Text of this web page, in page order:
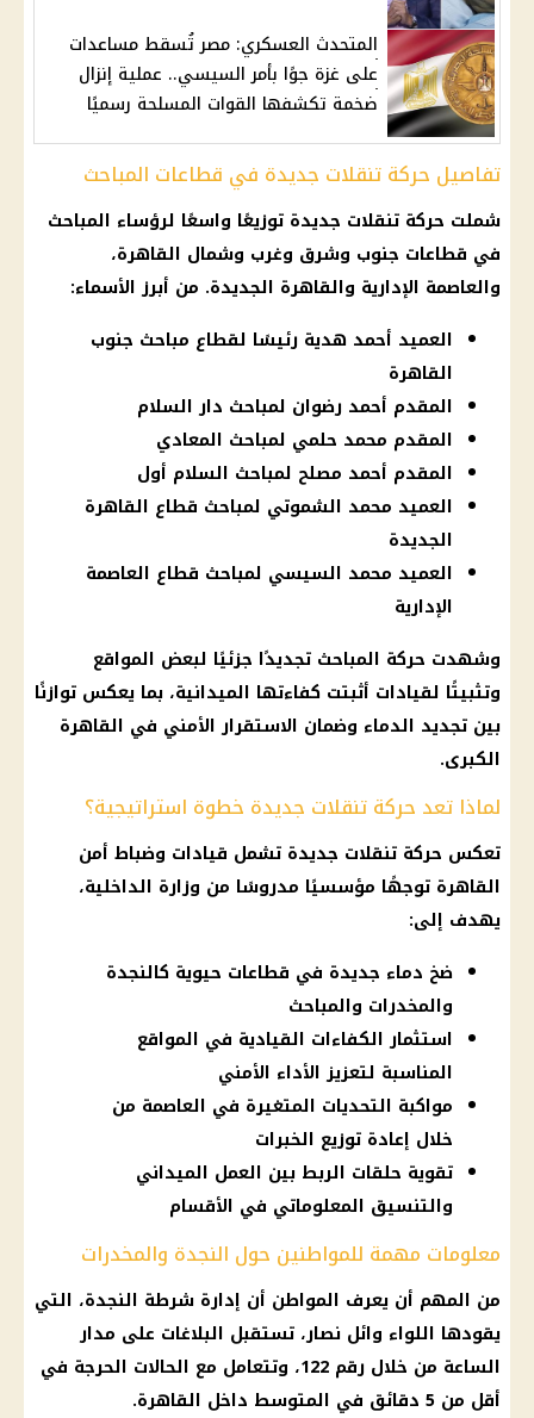
المتحدث العسكري: مصر تُسقط مساعدات
على غزة جوًا بأمر السيسي.. عملية إنزال
ضخمة تكشفها القوات المسلحة رسميًا
تفاصيل حركة تنقلات جديدة في قطاعات المباحث
شملت حركة تنقلات جديدة توزيعًا واسعًا لرؤساء المباحث
في قطاعات جنوب وشرق وغرب وشمال القاهرة،
والعاصمة الإدارية والقاهرة الجديدة. من أبرز الأسماء:
العميد أحمد هدية رئيسًا لقطاع مباحث جنوب
القاهرة
المقدم أحمد رضوان لمباحث دار السلام
المقدم محمد حلمي لمباحث المعادي
المقدم أحمد مصلح لمباحث السلام أول
العميد محمد الشموتي لمباحث قطاع القاهرة
الجديدة
العميد محمد السيسي لمباحث قطاع العاصمة
الإدارية
وشهدت حركة المباحث تجديدًا جزئيًا لبعض المواقع
وتثبيتًا لقيادات أثبتت كفاءتها الميدانية، بما يعكس توازنًا
بين تجديد الدماء وضمان الاستقرار الأمني في القاهرة
الكبرى.
لماذا تعد حركة تنقلات جديدة خطوة استراتيجية؟
تعكس حركة تنقلات جديدة تشمل قيادات وضباط أمن
القاهرة توجهًا مؤسسيًا مدروسًا من وزارة الداخلية،
يهدف إلى:
ضخ دماء جديدة في قطاعات حيوية كالنجدة
والمخدرات والمباحث
استثمار الكفاءات القيادية في المواقع
المناسبة لتعزيز الأداء الأمني
مواكبة التحديات المتغيرة في العاصمة من
خلال إعادة توزيع الخبرات
تقوية حلقات الربط بين العمل الميداني
والتنسيق المعلوماتي في الأقسام
معلومات مهمة للمواطنين حول النجدة والمخدرات
من المهم أن يعرف المواطن أن إدارة شرطة النجدة، التي
يقودها اللواء وائل نصار، تستقبل البلاغات على مدار
الساعة من خلال رقم 122، وتتعامل مع الحالات الحرجة في
أقل من 5 دقائق في المتوسط داخل القاهرة.